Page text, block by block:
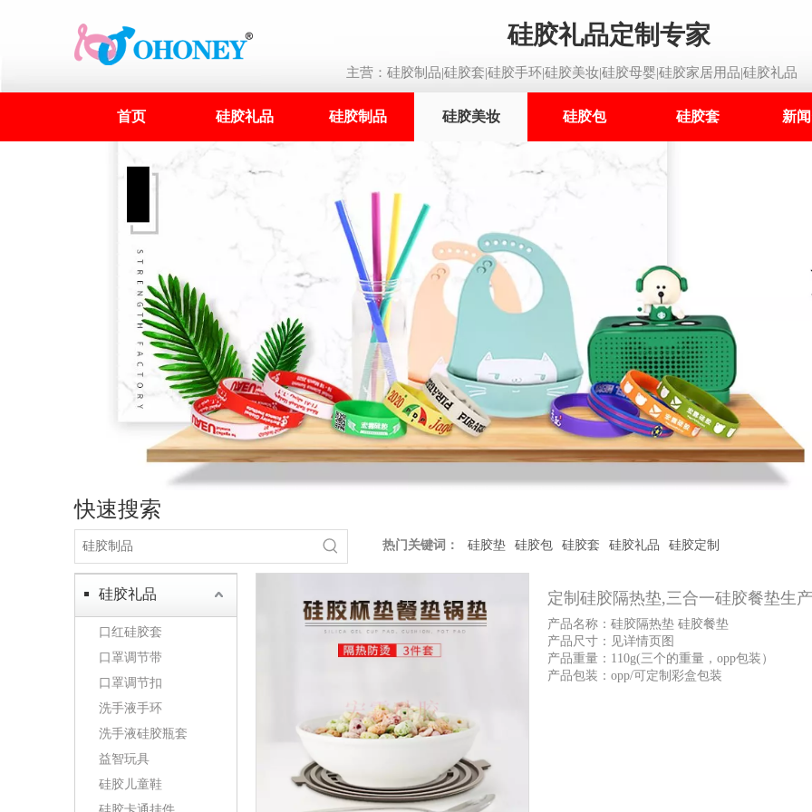
硅胶礼品定制专家
主营：硅胶制品|硅胶套|硅胶手环|硅胶美妆|硅胶母婴|硅胶家居用品|硅胶礼品
首页 硅胶礼品 硅胶制品 硅胶美妆 硅胶包 硅胶套 新
快速搜索
热门关键词： 硅胶垫 硅胶包 硅胶套 硅胶礼品 硅胶定制
硅胶礼品
口红硅胶套
口罩调节带
口罩调节扣
洗手液手环
洗手液硅胶瓶套
益智玩具
硅胶儿童鞋
定制硅胶隔热垫,三合一硅胶餐垫生
产品名称：硅胶隔热垫 硅胶餐垫
产品尺寸：见详情页图
产品重量：110g(三个的重量，opp包装）
产品包装：opp/可定制彩盒包装